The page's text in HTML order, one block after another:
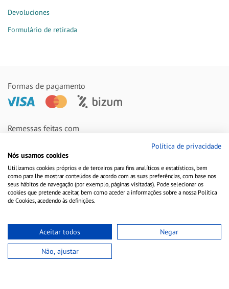
Devoluciones
Formulário de retirada
Formas de pagamento
Remessas feitas com
Aviso Legal Política de Cookies Política de Privacidade
Copyright © 2010-2021 Farmacia Barata S.L. Todos los derechos reservados.
Política de privacidade
Nós usamos cookies
Utilizamos cookies próprios e de terceiros para fins analíticos e estatísticos, bem
como para lhe mostrar conteúdos de acordo com as suas preferências, com base nos
seus hábitos de navegação (por exemplo, páginas visitadas). Pode selecionar os
cookies que pretende aceitar, bem como aceder a informações sobre a nossa Política
de Cookies, acedendo às definições.
Aceitar todos Negar
Não, ajustar